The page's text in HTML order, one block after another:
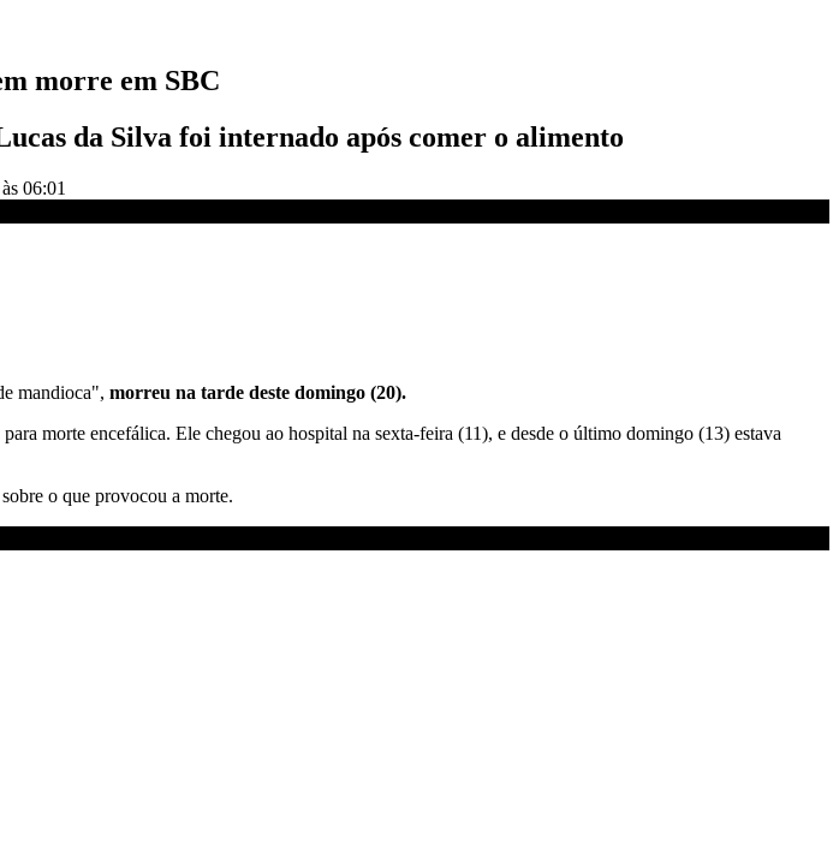
morre em SBC
da Silva foi internado após comer o alimento
06:01
mandioca", morreu na tarde deste domingo (20).
morte encefálica. Ele chegou ao hospital na sexta-feira (11), e desde o último domingo (13) estava
o que provocou a morte.